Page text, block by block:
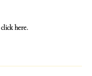
click here.